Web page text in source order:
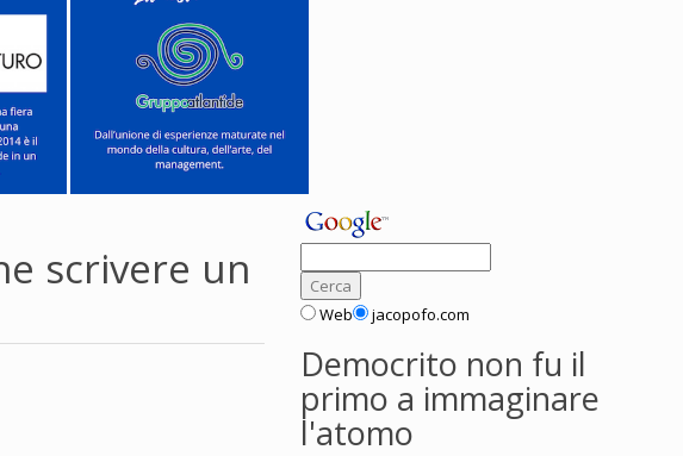
scrivere un
Web jacopofo.com
Democrito non fu il
primo a immaginare
l'atomo